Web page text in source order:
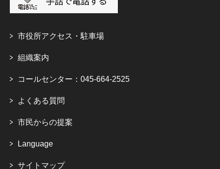
市役所アクセス・駐車場
組織案内
コールセンター：045-664-2525
よくある質問
市民からの提案
Language
サイトマップ